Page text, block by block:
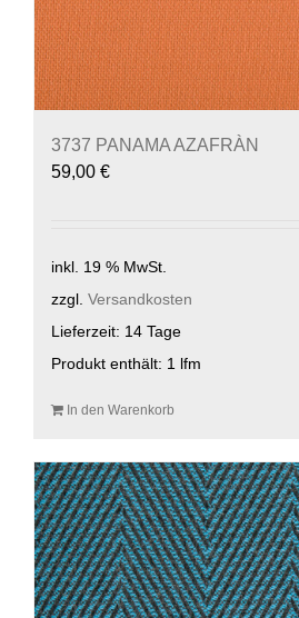
3737 PANAMA AZAFRÀN
59,00 €
inkl. 19 % MwSt.
zzgl. Versandkosten
Lieferzeit: 14 Tage
Produkt enthält: 1 lfm
In den Warenkorb